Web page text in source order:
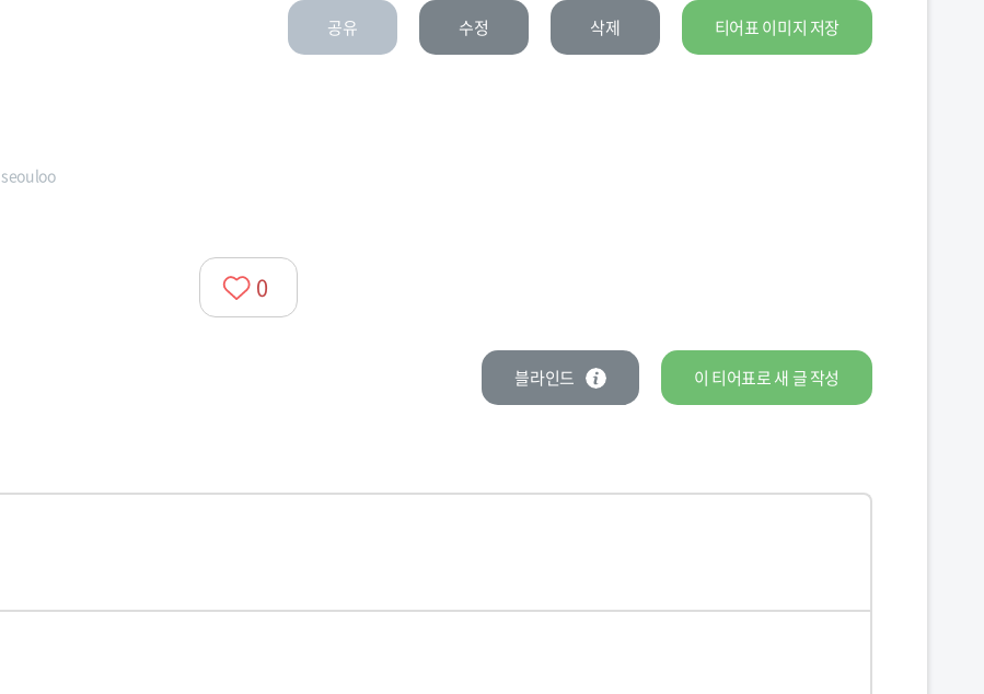
공유 수정 삭제 티어표 이미지 저장
seouloo
0
블라인드 이 티어표로새 글작성